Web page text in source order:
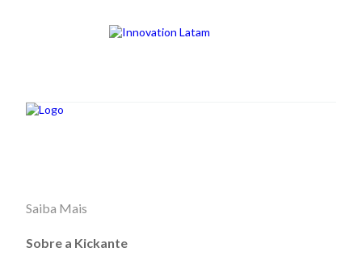
Saiba Mais
Sobre a Kickante